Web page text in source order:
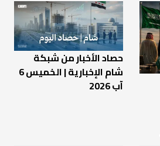
حصاد الأخبار من شبكة
شام الإخبارية | الخميس 6
آب 2026